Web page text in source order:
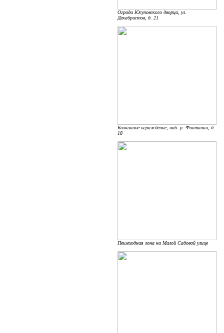
Ограда Юсуповского дворца, ул.
Декабристов, д. 21
Балконное ограждение, наб. р. Фонтанки, д.
18
Пешеходная зона на Малой Садовой улице